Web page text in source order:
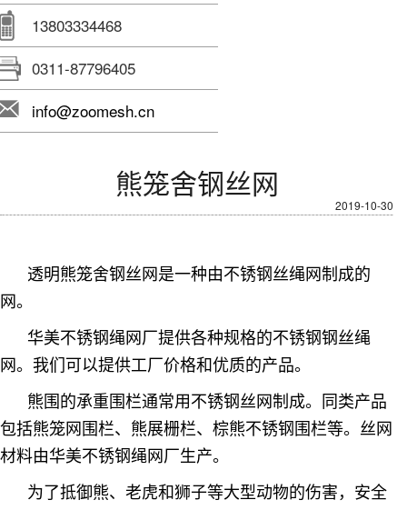
13803334468
0311-87796405
info@zoomesh.cn
熊笼舍钢丝网
2019-10-30
透明熊笼舍钢丝网是一种由不锈钢丝绳网制成的
网。
华美不锈钢绳网厂提供各种规格的不锈钢钢丝绳
网。我们可以提供工厂价格和优质的产品。
熊围的承重围栏通常用不锈钢丝网制成。同类产品
包括熊笼网围栏、熊展栅栏、棕熊不锈钢围栏等。丝网
材料由华美不锈钢绳网厂生产。
为了抵御熊、老虎和狮子等大型动物的伤害，安全